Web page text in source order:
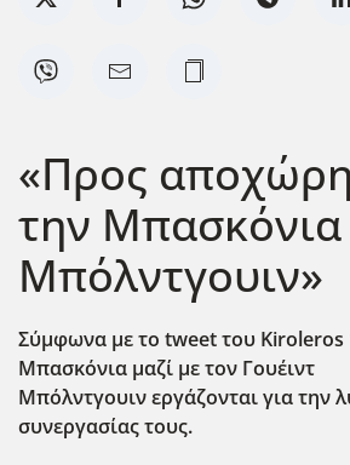
«Προς
την Μπασκόνια
Μπόλντγουιν»
Σύμφωνα με το tweet του Kiroleros
Μπασκόνια μαζί με τον Γουέιντ
Μπόλντγουιν εργάζονται για την
συνεργασίας τους.